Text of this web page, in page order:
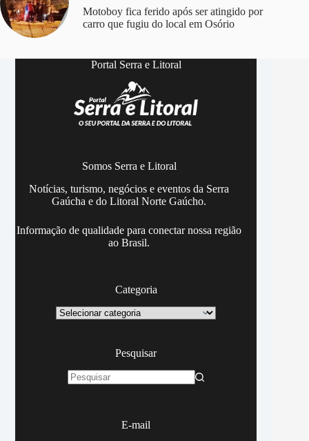
Motoboy fica ferido após ser atingido por
carro que fugiu do local em Osório
Portal Serra e Litoral
Somos Serra e Litoral
Notícias, turismo, negócios e eventos da Serra
Gaúcha e do Litoral Norte Gaúcho.
Informação de qualidade para conectar nossa região
ao Brasil.
Categoria
Categoria
Pesquisar
E-mail